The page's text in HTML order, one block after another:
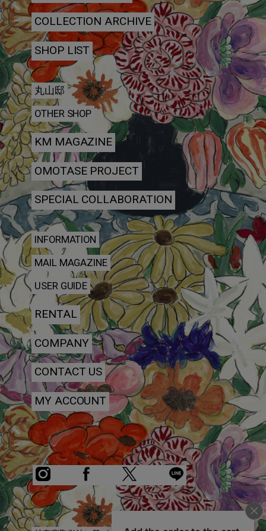
COLLECTION ARCHIVE
SHOP LIST
丸山邸
OTHER SHOP
KM MAGAZINE
OMOTASE PROJECT
SPECIAL COLLABORATION
INFORMATION
MAIL MAGAZINE
USER GUIDE
RENTAL
COMPANY
CONTACT US
MY ACCOUNT